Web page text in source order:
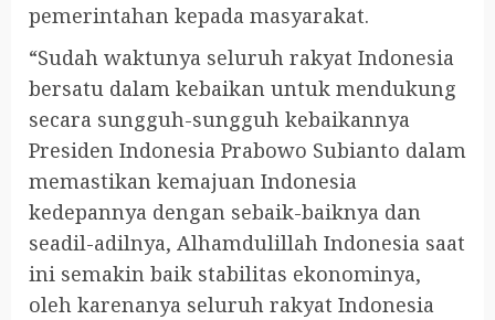
pemerintahan kepada masyarakat.
“Sudah waktunya seluruh rakyat Indonesia
bersatu dalam kebaikan untuk mendukung
secara sungguh-sungguh kebaikannya
Presiden Indonesia Prabowo Subianto dalam
memastikan kemajuan Indonesia
kedepannya dengan sebaik-baiknya dan
seadil-adilnya, Alhamdulillah Indonesia saat
ini semakin baik stabilitas ekonominya,
oleh karenanya seluruh rakyat Indonesia